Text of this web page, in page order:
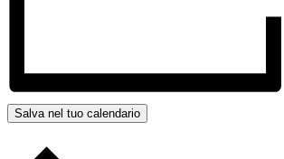
Salva nel tuo calendario